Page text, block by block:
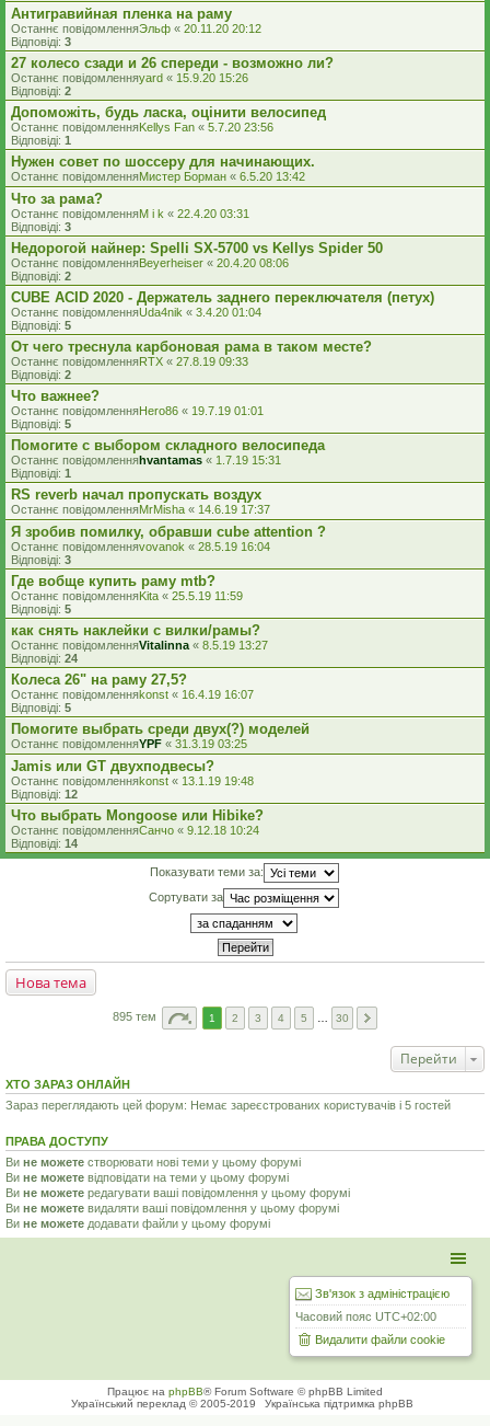
Антигравийная пленка на раму
Останнє повідомленняЭльф « 20.11.20 20:12
Відповіді: 3
27 колесо сзади и 26 спереди - возможно ли?
Останнє повідомленняyard « 15.9.20 15:26
Відповіді: 2
Допоможіть, будь ласка, оцінити велосипед
Останнє повідомленняKellys Fan « 5.7.20 23:56
Відповіді: 1
Нужен совет по шоссеру для начинающих.
Останнє повідомленняМистер Борман « 6.5.20 13:42
Что за рама?
Останнє повідомленняM i k « 22.4.20 03:31
Відповіді: 3
Недорогой найнер: Spelli SX-5700 vs Kellys Spider 50
Останнє повідомленняBeyerheiser « 20.4.20 08:06
Відповіді: 2
CUBE ACID 2020 - Держатель заднего переключателя (петух)
Останнє повідомленняUda4nik « 3.4.20 01:04
Відповіді: 5
От чего треснула карбоновая рама в таком месте?
Останнє повідомленняRTX « 27.8.19 09:33
Відповіді: 2
Что важнее?
Останнє повідомленняHero86 « 19.7.19 01:01
Відповіді: 5
Помогите с выбором складного велосипеда
Останнє повідомленняhvantamas « 1.7.19 15:31
Відповіді: 1
RS reverb начал пропускать воздух
Останнє повідомленняMrMisha « 14.6.19 17:37
Я зробив помилку, обравши cube attention ?
Останнє повідомленняvovanok « 28.5.19 16:04
Відповіді: 3
Где вобще купить раму mtb?
Останнє повідомленняKita « 25.5.19 11:59
Відповіді: 5
как снять наклейки с вилки/рамы?
Останнє повідомленняVitalinna « 8.5.19 13:27
Відповіді: 24
Колеса 26" на раму 27,5?
Останнє повідомленняkonst « 16.4.19 16:07
Відповіді: 5
Помогите выбрать среди двух(?) моделей
Останнє повідомленняYPF « 31.3.19 03:25
Jamis или GT двухподвесы?
Останнє повідомленняkonst « 13.1.19 19:48
Відповіді: 12
Что выбрать Mongoose или Hibike?
Останнє повідомленняСанчо « 9.12.18 10:24
Відповіді: 14
Показувати теми за:
Сортувати за
Нова тема
895 тем 1 2 3 4 5 30
Перейти
ХТО ЗАРАЗ ОНЛАЙН
Зараз переглядають цей форум: Немає зареєстрованих користувачів і 5 гостей
ПРАВА ДОСТУПУ
Ви не можете створювати нові теми у цьому форумі
Ви не можете відповідати на теми у цьому форумі
Ви не можете редагувати ваші повідомлення у цьому форумі
Ви не можете видаляти ваші повідомлення у цьому форумі
Ви не можете додавати файли у цьому форумі
Зв'язок з адміністрацією
Часовий пояс UTC+02:00
Видалити файли cookie
Працює на phpBB® Forum Software © phpBB Limited
Український переклад © 2005-2019
Українська підтримка phpBB